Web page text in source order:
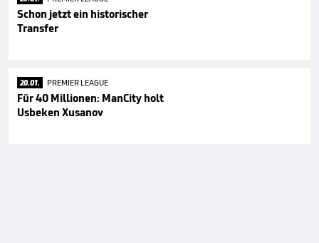
Schon jetzt ein historischer
Transfer
20.01. PREMIER LEAGUE
Für 40 Millionen: ManCity holt
Usbeken Xusanov